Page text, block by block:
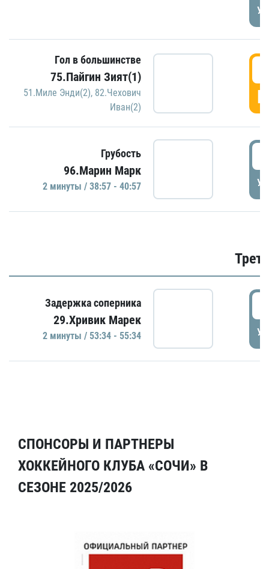
Гол в большинстве
75.Пайгин Зият(1)
51.Миле Энди(2), 82.Чехович
Иван(2)
Грубость
96.Марин Марк
2 минуты / 38:57 - 40:57
Задержка соперника
29.Хривик Марек
2 минуты / 53:34 - 55:34
СПОНСОРЫ И ПАРТНЕРЫ
ХОККЕЙНОГО КЛУБА «СОЧИ» В
СЕЗОНЕ 2025/2026